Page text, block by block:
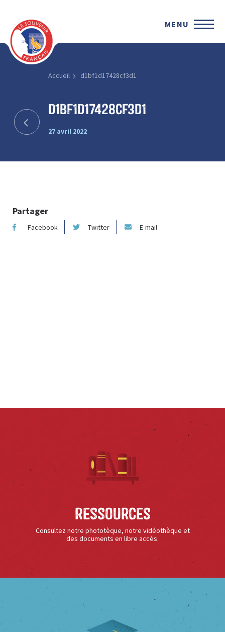
MENU
Accueil d1bf1d17428cf3d1
d1bf1d17428cf3d1
27 avril 2022
Partager
Facebook Twitter E-mail
Ressources
Consultez notre phototèque, notre vidéothèque et
des documents en libre accès.